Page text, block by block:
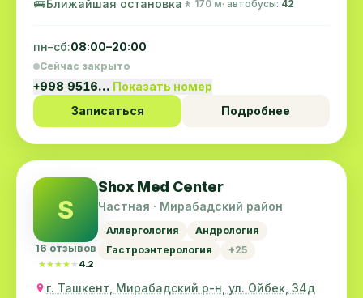
🚌Ближайшая остановка 🚶 170 м· автобусы: 42
пн–сб:08:00–20:00
Сейчас закрыто
+998 9516… Показать номер
Записаться
Подробнее
S
16 отзывов
★★★★★
★★★★★ 4.2
Shox Med Center
Частная · Мирабадский район
Аллергология
Андрология
Гастроэнтерология
+25
г. Ташкент, Мирабадский р-н, ул. Ойбек, 34д